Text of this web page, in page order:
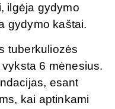
ilgėja gydymo
gydymo kaštai.
tuberkuliozės
6 mėnesius.
esant
kai aptinkami